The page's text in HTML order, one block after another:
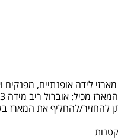
לידה אופנתיים, מפנקים